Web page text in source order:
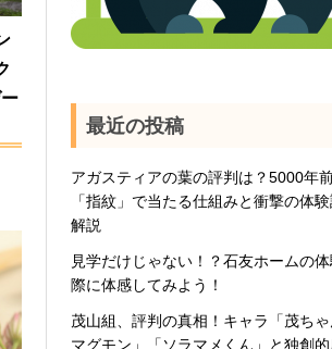
最近の投稿
アガスティアの葉の評判は？5000年
「指紋」で当たる仕組みと衝撃の体
解説
見学だけじゃない！？石友ホームの
際に体感してみよう！
茂山組、評判の真相！キャラ「茂ち
マグモン」「ソラマメくん」と独創